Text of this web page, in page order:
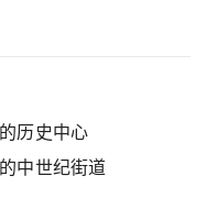
历史中心
中世纪街道